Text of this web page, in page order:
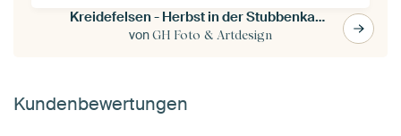
Kreidefelsen - Herbst in der Stubbenkammer
vonGH Foto & Artdesign
Kundenbewertungen